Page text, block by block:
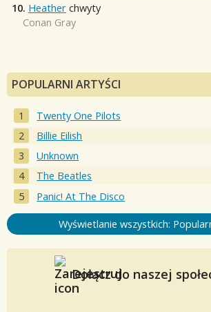
10. Heather chwyty
Conan Gray
POPULARNI ARTYŚCI
Twenty One Pilots
Billie Eilish
Unknown
The Beatles
Panic! At The Disco
Wyświetlanie wszystkich:
Dołącz do naszej